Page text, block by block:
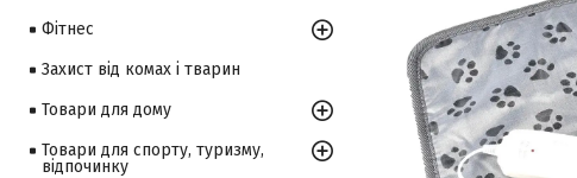
Фітнес
Захист від комах і тварин
Товари для дому
Товари для спорту, туризму,
відпочинку